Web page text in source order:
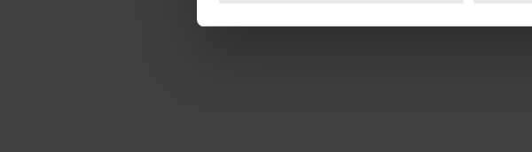
We gebruiken cookies om content en
media, adverteren en analyse. Deze partners
verstrekt of die ze hebben verzameld op basis